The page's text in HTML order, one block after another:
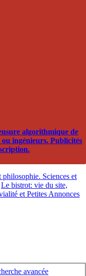
algorithmique de
ou ingénieurs. Publicités
philosophie. Sciences et
Le bistrot: vie du site,
et Petites Annonces
avancée